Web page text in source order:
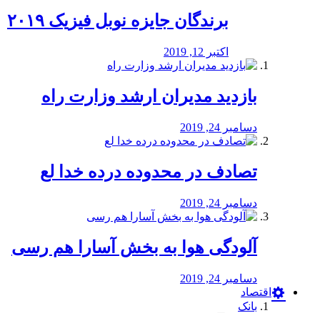
برندگان جایزه نوبل فیزیک ۲۰۱۹
اکتبر 12, 2019
بازدید مدیران ارشد وزارت راه
دسامبر 24, 2019
تصادف در محدوده درده خدا لع
دسامبر 24, 2019
آلودگی هوا به بخش آسارا هم رسی
دسامبر 24, 2019
اقتصاد
بانک